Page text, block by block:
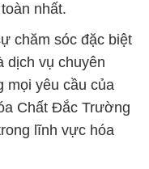
nhất.
chăm sóc đặc biệt
dịch vụ chuyên
mọi yêu cầu của
Chất Đắc Trường
lĩnh vực hóa